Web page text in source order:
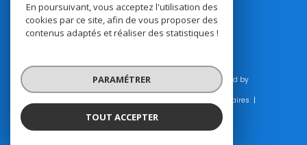
© 2026 | Tous droits réservés | Traduction powered by
Google |
Honoraires
Cookies
En poursuivant, vous acceptez l'utilisation des
cookies par ce site, afin de vous proposer des
contenus adaptés et réaliser des statistiques !
PARAMÉTRER
TOUT ACCEPTER